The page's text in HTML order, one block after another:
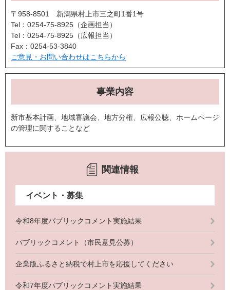
〒958-8501 新潟県村上市三之町1番1号
Tel：0254-75-8925
企画担当
Tel：0254-75-8925
広報担当
Fax：0254-53-3840
ご意見・お問い合わせはこちらから
事業内容
新市基本計画、地域審議会、地方分権、広報公聴、ホームページ
の管理に関することなど
関連情報
イベント・募集
令和8年度パブリックコメント実施結果
パブリックコメント（市民意見公募）
企業版ふるさと納税で村上市を応援してください
令和7年度パブリックコメント実施結果